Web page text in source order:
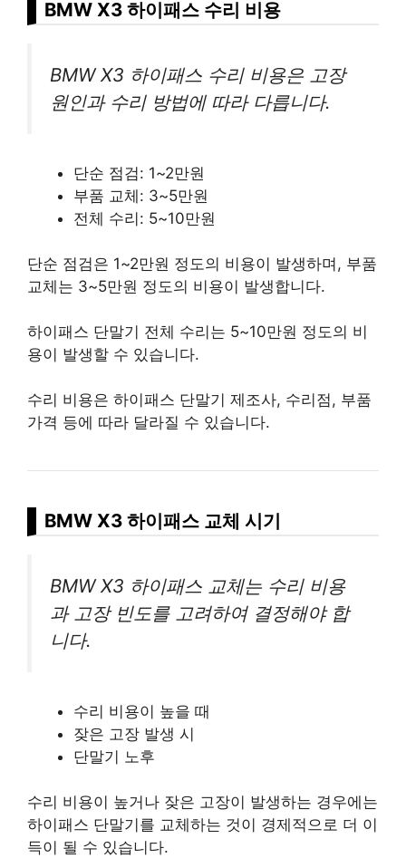
BMW X3 하이패스 수리 비용
BMW X3 하이패스 수리 비용은 고장
원인과 수리 방법에 따라 다릅니다.
단순 점검: 1~2만원
부품 교체: 3~5만원
전체 수리: 5~10만원
단순 점검은 1~2만원 정도의 비용이 발생하며, 부품
교체는 3~5만원 정도의 비용이 발생합니다.
하이패스 단말기 전체 수리는 5~10만원 정도의 비
용이 발생할 수 있습니다.
수리 비용은 하이패스 단말기 제조사, 수리점, 부품
가격 등에 따라 달라질 수 있습니다.
BMW X3 하이패스 교체 시기
BMW X3 하이패스 교체는 수리 비용
과 고장 빈도를 고려하여 결정해야 합
니다.
수리 비용이 높을 때
잦은 고장 발생 시
단말기 노후
수리 비용이 높거나 잦은 고장이 발생하는 경우에는
하이패스 단말기를 교체하는 것이 경제적으로 더 이
득이 될 수 있습니다.